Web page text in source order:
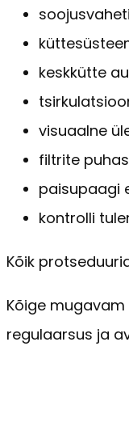
keskkütte
visuaalne
filtrite
paisupaagi
kontrolli
Kõik
Kõige
regulaarsus ja